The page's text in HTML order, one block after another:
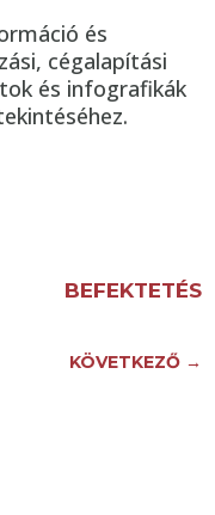
és
cégalapítási
és infografikák
BEFEKTETÉS
KÖVETKEZŐ→